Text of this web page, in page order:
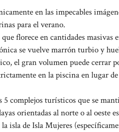
en las impecables
para el verano.
florece en cantidades
se vuelve marrón turbio y
el gran volumen puede cerrar
en la piscina en lugar
complejos turísticos que se
orientadas al norte o al oeste
isla de Isla Mujeres